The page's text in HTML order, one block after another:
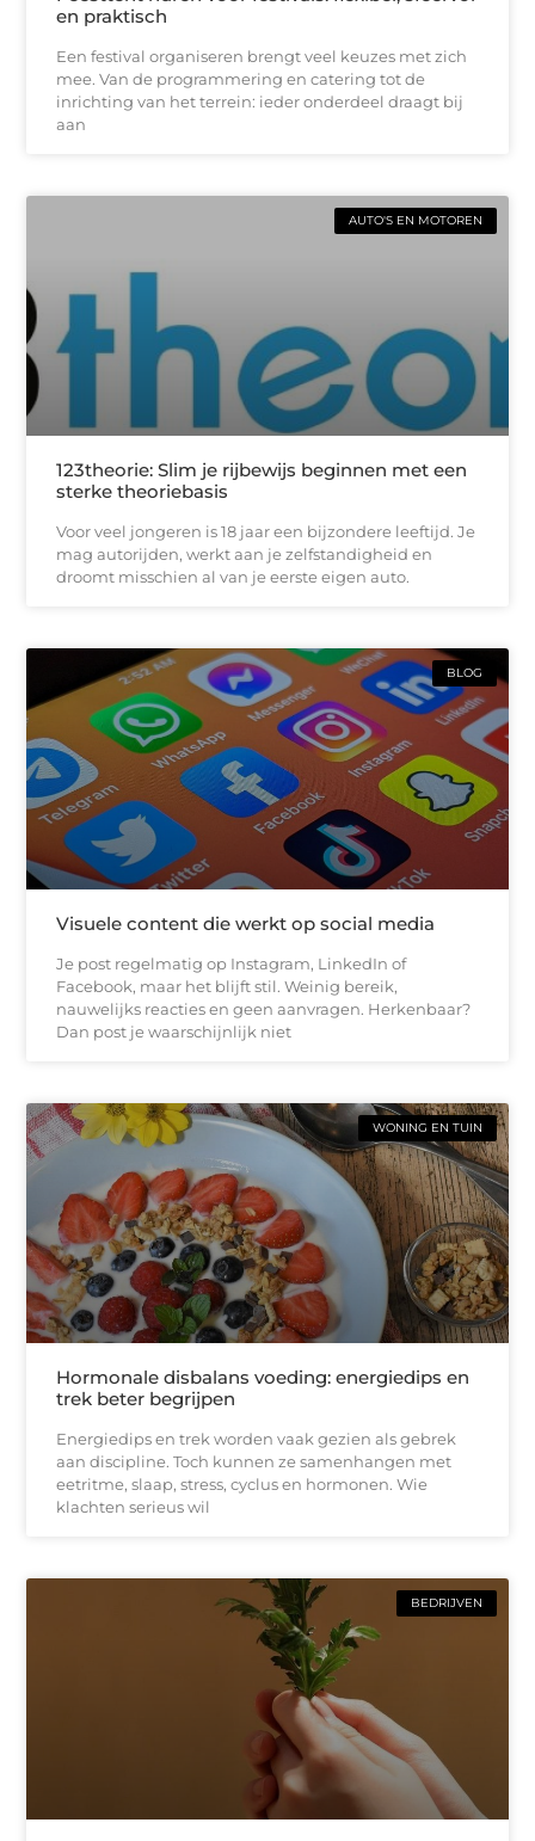
en praktisch
Een festival organiseren brengt veel keuzes met zich
mee. Van de programmering en catering tot de
inrichting van het terrein: ieder onderdeel draagt bij
aan
AUTO'S EN MOTOREN
123theorie: Slim je rijbewijs beginnen met een
sterke theoriebasis
Voor veel jongeren is 18 jaar een bijzondere leeftijd. Je
mag autorijden, werkt aan je zelfstandigheid en
droomt misschien al van je eerste eigen auto.
BLOG
Visuele content die werkt op social media
Je post regelmatig op Instagram, LinkedIn of
Facebook, maar het blijft stil. Weinig bereik,
nauwelijks reacties en geen aanvragen. Herkenbaar?
Dan post je waarschijnlijk niet
WONING EN TUIN
Hormonale disbalans voeding: energiedips en
trek beter begrijpen
Energiedips en trek worden vaak gezien als gebrek
aan discipline. Toch kunnen ze samenhangen met
eetritme, slaap, stress, cyclus en hormonen. Wie
klachten serieus wil
BEDRIJVEN